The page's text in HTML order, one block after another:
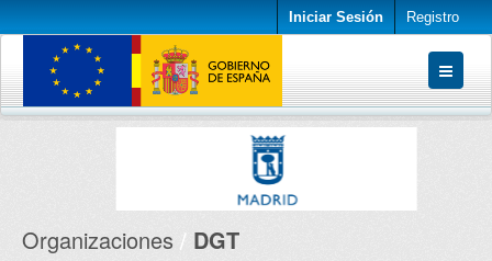
Iniciar Sesión Registro
Conjuntos de datos
Organizaciones DGT